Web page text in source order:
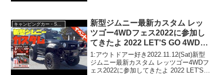
動画は注目です！3:...
キャンピングカー・SUV人気車種
新型ジムニー最新カスタム レッ
ツゴー4WDフェス2022に参加し
てきたよ 2022 LET'S GO 4WD
FES
1:アウトドアー好き2022.11.12(Sat)新型
ジムニー最新カスタム レッツゴー4WDフ
ェス2022に参加してきたよ 2022 LET'S